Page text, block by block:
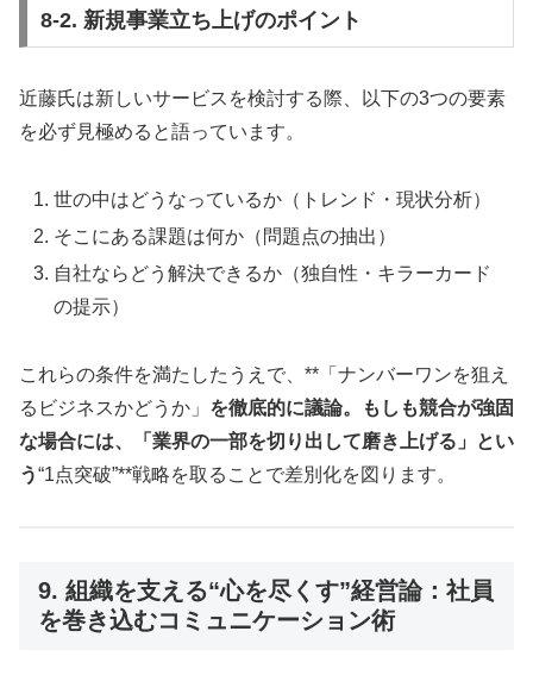
8-2. 新規事業立ち上げのポイント
近藤氏は新しいサービスを検討する際、以下の3つの要素
を必ず見極めると語っています。
世の中はどうなっているか（トレンド・現状分析）
そこにある課題は何か（問題点の抽出）
自社ならどう解決できるか（独自性・キラーカード
の提示）
これらの条件を満たしたうえで、**「ナンバーワンを狙え
るビジネスかどうか」 を徹底的に議論。もしも競合が強固
な場合には、「業界の一部を切り出して磨き上げる」とい
う“1点突破”**戦略を取ることで差別化を図ります。
9. 組織を支える“心を尽くす”経営論：社員
を巻き込むコミュニケーション術